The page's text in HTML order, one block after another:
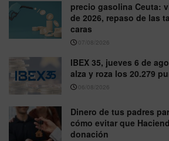
precio gasolina Ceuta:
de 2026, repaso de las
caras
07/08/2026
IBEX 35, jueves 6 de
alza y roza los 20.279
06/08/2026
Dinero de tus padres
cómo evitar que
donación